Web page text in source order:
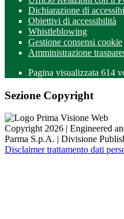
Dichiarazione di
Obiettivi di accessibilità
Whistleblowing
Gestione consensi cookie
Amministrazione
Pagina visualizzata 614
Sezione Copyright
Copyright 2026 | Engineered
Parma S.p.A. | Divisione
Disclaimer trattamento dati